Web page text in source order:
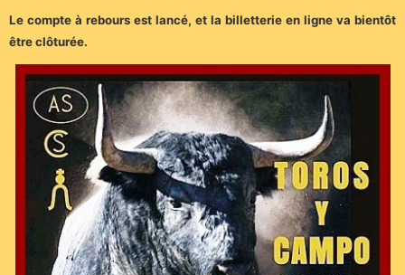
Le compte à rebours est lancé, et la billetterie en ligne va bientôt
être clôturée.